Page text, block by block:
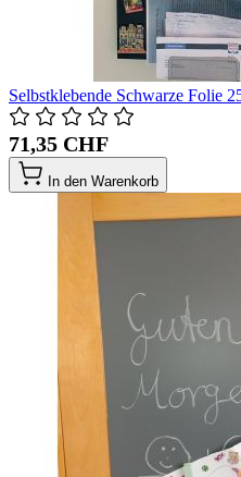
Selbstklebende Schwarze Folie
71,35 CHF
In den Warenkorb